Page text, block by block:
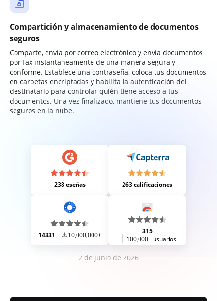
Compartición y almacenamiento de documentos
seguros
Comparte, envía por correo electrónico y envía documentos
por fax instantáneamente de una manera segura y
conforme. Establece una contraseña, coloca tus documentos
en carpetas encriptadas y habilita la autenticación del
destinatario para controlar quién tiene acceso a tus
documentos. Una vez finalizado, mantiene tus documentos
seguros en la nube.
238 eseñas 263 calificaciones
14331 10,000,000+
315
100,000+ usuarios
2 de junio de 2026